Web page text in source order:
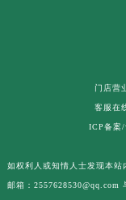
门店营
客服在
ICP备案/
如权利人或知情人士发现本
邮箱：2557628530@qq.com